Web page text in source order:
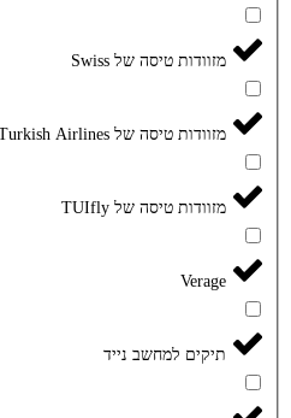
מזוודות טיסה של Swiss
מזוודות טיסה של Turkish Airlines
מזוודות טיסה של TUIfly
Verage
תיקים למחשב נייד